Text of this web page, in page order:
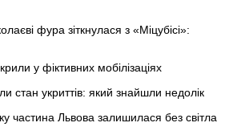
фура зіткнулася з «Міцубісі»:
у фіктивних мобілізаціях
стан укриттів: який знайшли недолік
частина Львова залишилася без світла